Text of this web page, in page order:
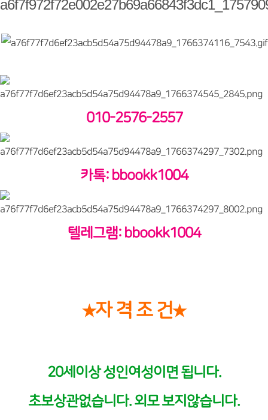
010-2576-2557
카톡: bbookk1004
텔레그램: bbookk1004
★자 격 조 건★
20세이상 성인여성이면 됩니다.
초보상관없습니다. 외모 보지않습니다.